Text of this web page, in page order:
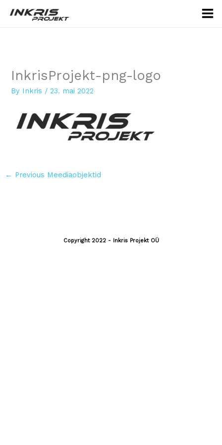
InkrisProjekt-png-logo
By Inkris /23. mai 2022
← Previous Meediaobjektid
Copyright 2022 - Inkris Projekt OÜ